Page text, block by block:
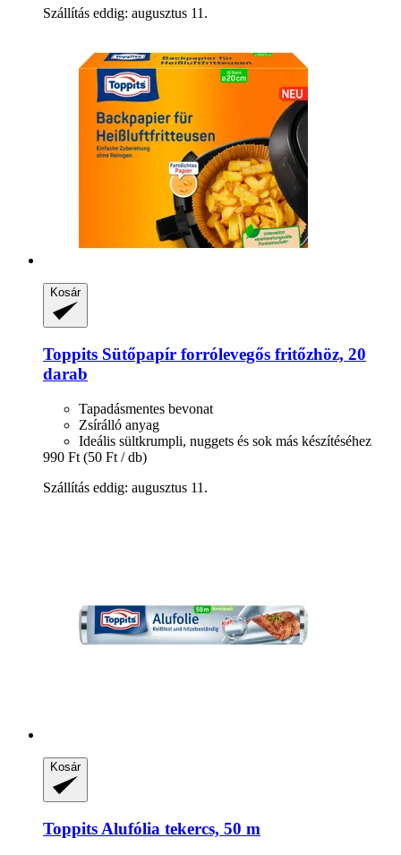
Szállítás eddig: augusztus 11.
Kosár
Toppits Sütőpapír forrólevegős fritőzhöz, 20
darab
Tapadásmentes bevonat
Zsírálló anyag
Ideális sültkrumpli, nuggets és sok más készítéséhez
990 Ft (50 Ft / db)
Szállítás eddig: augusztus 11.
Kosár
Toppits Alufólia tekercs, 50 m